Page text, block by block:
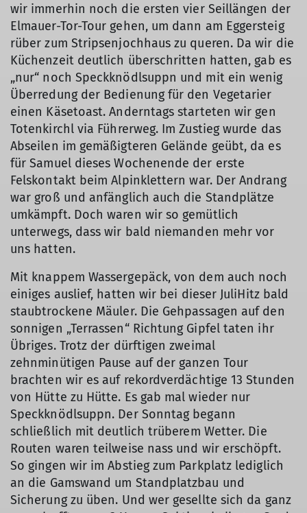
wir immerhin noch die ersten vier Seillängen der
Elmauer-Tor-Tour gehen, um dann am Eggersteig
rüber zum Stripsenjochhaus zu queren. Da wir die
Küchenzeit deutlich überschritten hatten, gab es
„nur“ noch Speckknödlsuppn und mit ein wenig
Überredung der Bedienung für den Vegetarier
einen Käsetoast. Anderntags starteten wir gen
Totenkirchl via Führerweg. Im Zustieg wurde das
Abseilen im gemäßigteren Gelände geübt, da es
für Samuel dieses Wochenende der erste
Felskontakt beim Alpinklettern war. Der Andrang
war groß und anfänglich auch die Standplätze
umkämpft. Doch waren wir so gemütlich
unterwegs, dass wir bald niemanden mehr vor
uns hatten.
Mit knappem Wassergepäck, von dem auch noch
einiges auslief, hatten wir bei dieser JuliHitz bald
staubtrockene Mäuler. Die Gehpassagen auf den
sonnigen „Terrassen“ Richtung Gipfel taten ihr
Übriges. Trotz der dürftigen zweimal
zehnminütigen Pause auf der ganzen Tour
brachten wir es auf rekordverdächtige 13 Stunden
von Hütte zu Hütte. Es gab mal wieder nur
Speckknödlsuppn. Der Sonntag begann
schließlich mit deutlich trüberem Wetter. Die
Routen waren teilweise nass und wir erschöpft.
So gingen wir im Abstieg zum Parkplatz lediglich
an die Gamswand um Standplatzbau und
Sicherung zu üben. Und wer gesellte sich da ganz